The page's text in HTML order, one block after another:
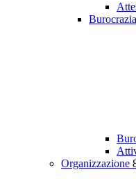
Organizzazione